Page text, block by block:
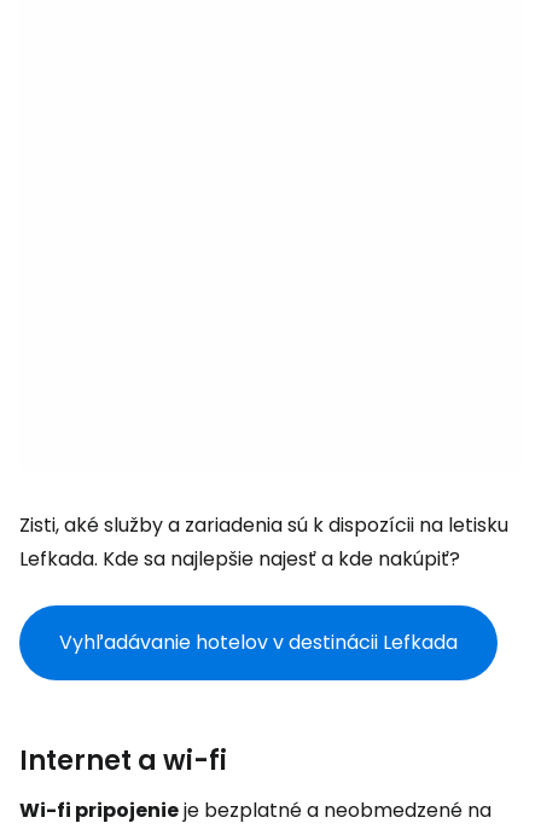
Zisti, aké služby a zariadenia sú k dispozícii na letisku
Lefkada. Kde sa najlepšie najesť a kde nakúpiť?
Vyhľadávanie hotelov v destinácii Lefkada
Internet a wi-fi
Wi-fi pripojenieje bezplatné a neobmedzené na